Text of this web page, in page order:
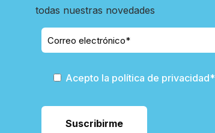
todas nuestras novedades
Acepto la política de privacidad*